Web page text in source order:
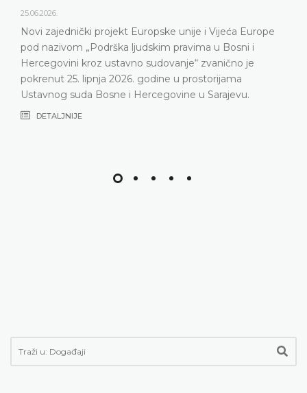
25.06.2026.
Novi zajednički projekt Europske unije i Vijeća Europe
pod nazivom „Podrška ljudskim pravima u Bosni i
Hercegovini kroz ustavno sudovanje“ zvanično je
pokrenut 25. lipnja 2026. godine u prostorijama
Ustavnog suda Bosne i Hercegovine u Sarajevu.
DETALJNIJE